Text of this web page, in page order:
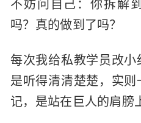
不妨问自己：你拆解
吗？真的做到了吗？
每次我给私教学员改
是听得清清楚楚，实
记，是站在巨人的肩膀